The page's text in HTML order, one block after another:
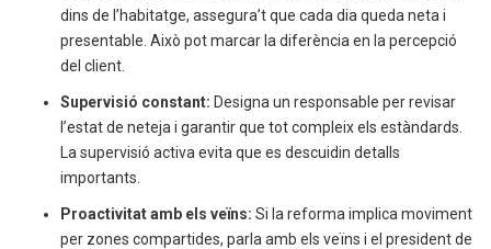
dins de l’habitatge, assegura’t que cada dia queda neta i
presentable. Això pot marcar la diferència en la percepció
del client.
Supervisió constant: Designa un responsable per revisar
l’estat de neteja i garantir que tot compleix els estàndards.
La supervisió activa evita que es descuidin detalls
importants.
Proactivitat amb els veïns: Si la reforma implica moviment
per zones compartides, parla amb els veïns i el president de